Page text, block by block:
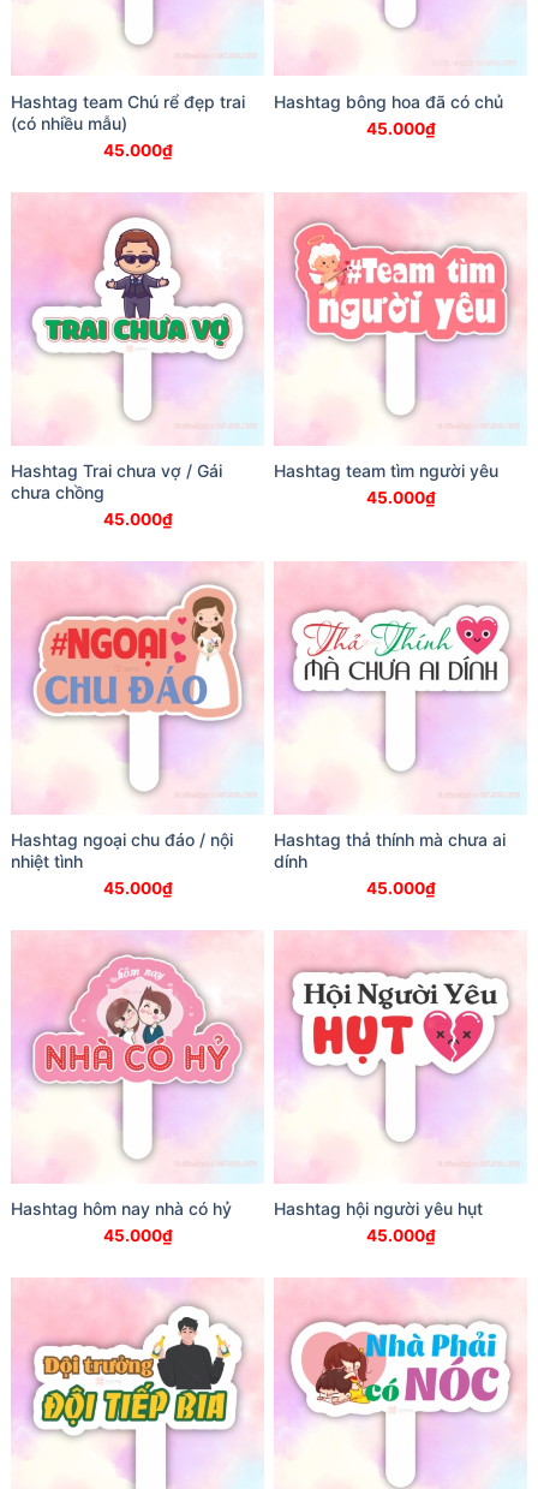
Hashtag team Chú rể đẹp trai
(có nhiều mẫu)
45.000₫
Hashtag bông hoa đã có chủ
45.000₫
Hashtag Trai chưa vợ / Gái
chưa chồng
45.000₫
Hashtag team tìm người yêu
45.000₫
Hashtag ngoại chu đáo / nội
nhiệt tình
45.000₫
Hashtag thả thính mà chưa ai
dính
45.000₫
Hashtag hôm nay nhà có hỷ
45.000₫
Hashtag hội người yêu hụt
45.000₫